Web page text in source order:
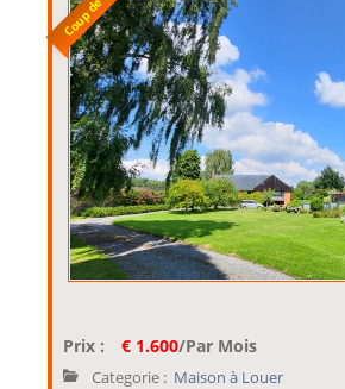
Prix : € 1.600/Par Mois
Categorie : Maison à Louer